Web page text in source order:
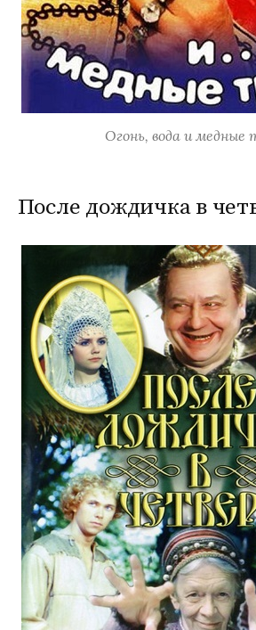
Огонь, вода и медные
После дождичка в